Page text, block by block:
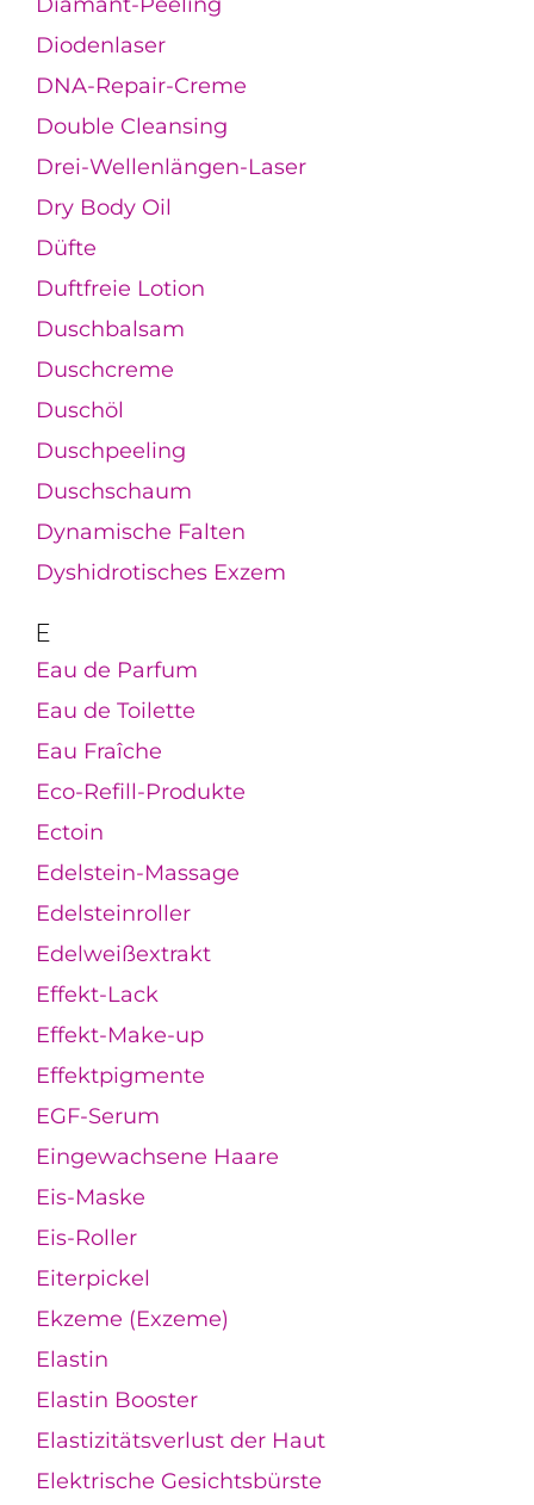
Diodenlaser
DNA-Repair-Creme
Double Cleansing
Drei-Wellenlängen-Laser
Dry Body Oil
Düfte
Duftfreie Lotion
Duschbalsam
Duschcreme
Duschöl
Duschpeeling
Duschschaum
Dynamische Falten
Dyshidrotisches Exzem
E
Eau de Parfum
Eau de Toilette
Eau Fraîche
Eco-Refill-Produkte
Ectoin
Edelstein-Massage
Edelsteinroller
Edelweißextrakt
Effekt-Lack
Effekt-Make-up
Effektpigmente
EGF-Serum
Eingewachsene Haare
Eis-Maske
Eis-Roller
Eiterpickel
Ekzeme (Exzeme)
Elastin
Elastin Booster
Elastizitätsverlust der Haut
Elektrische Gesichtsbürste